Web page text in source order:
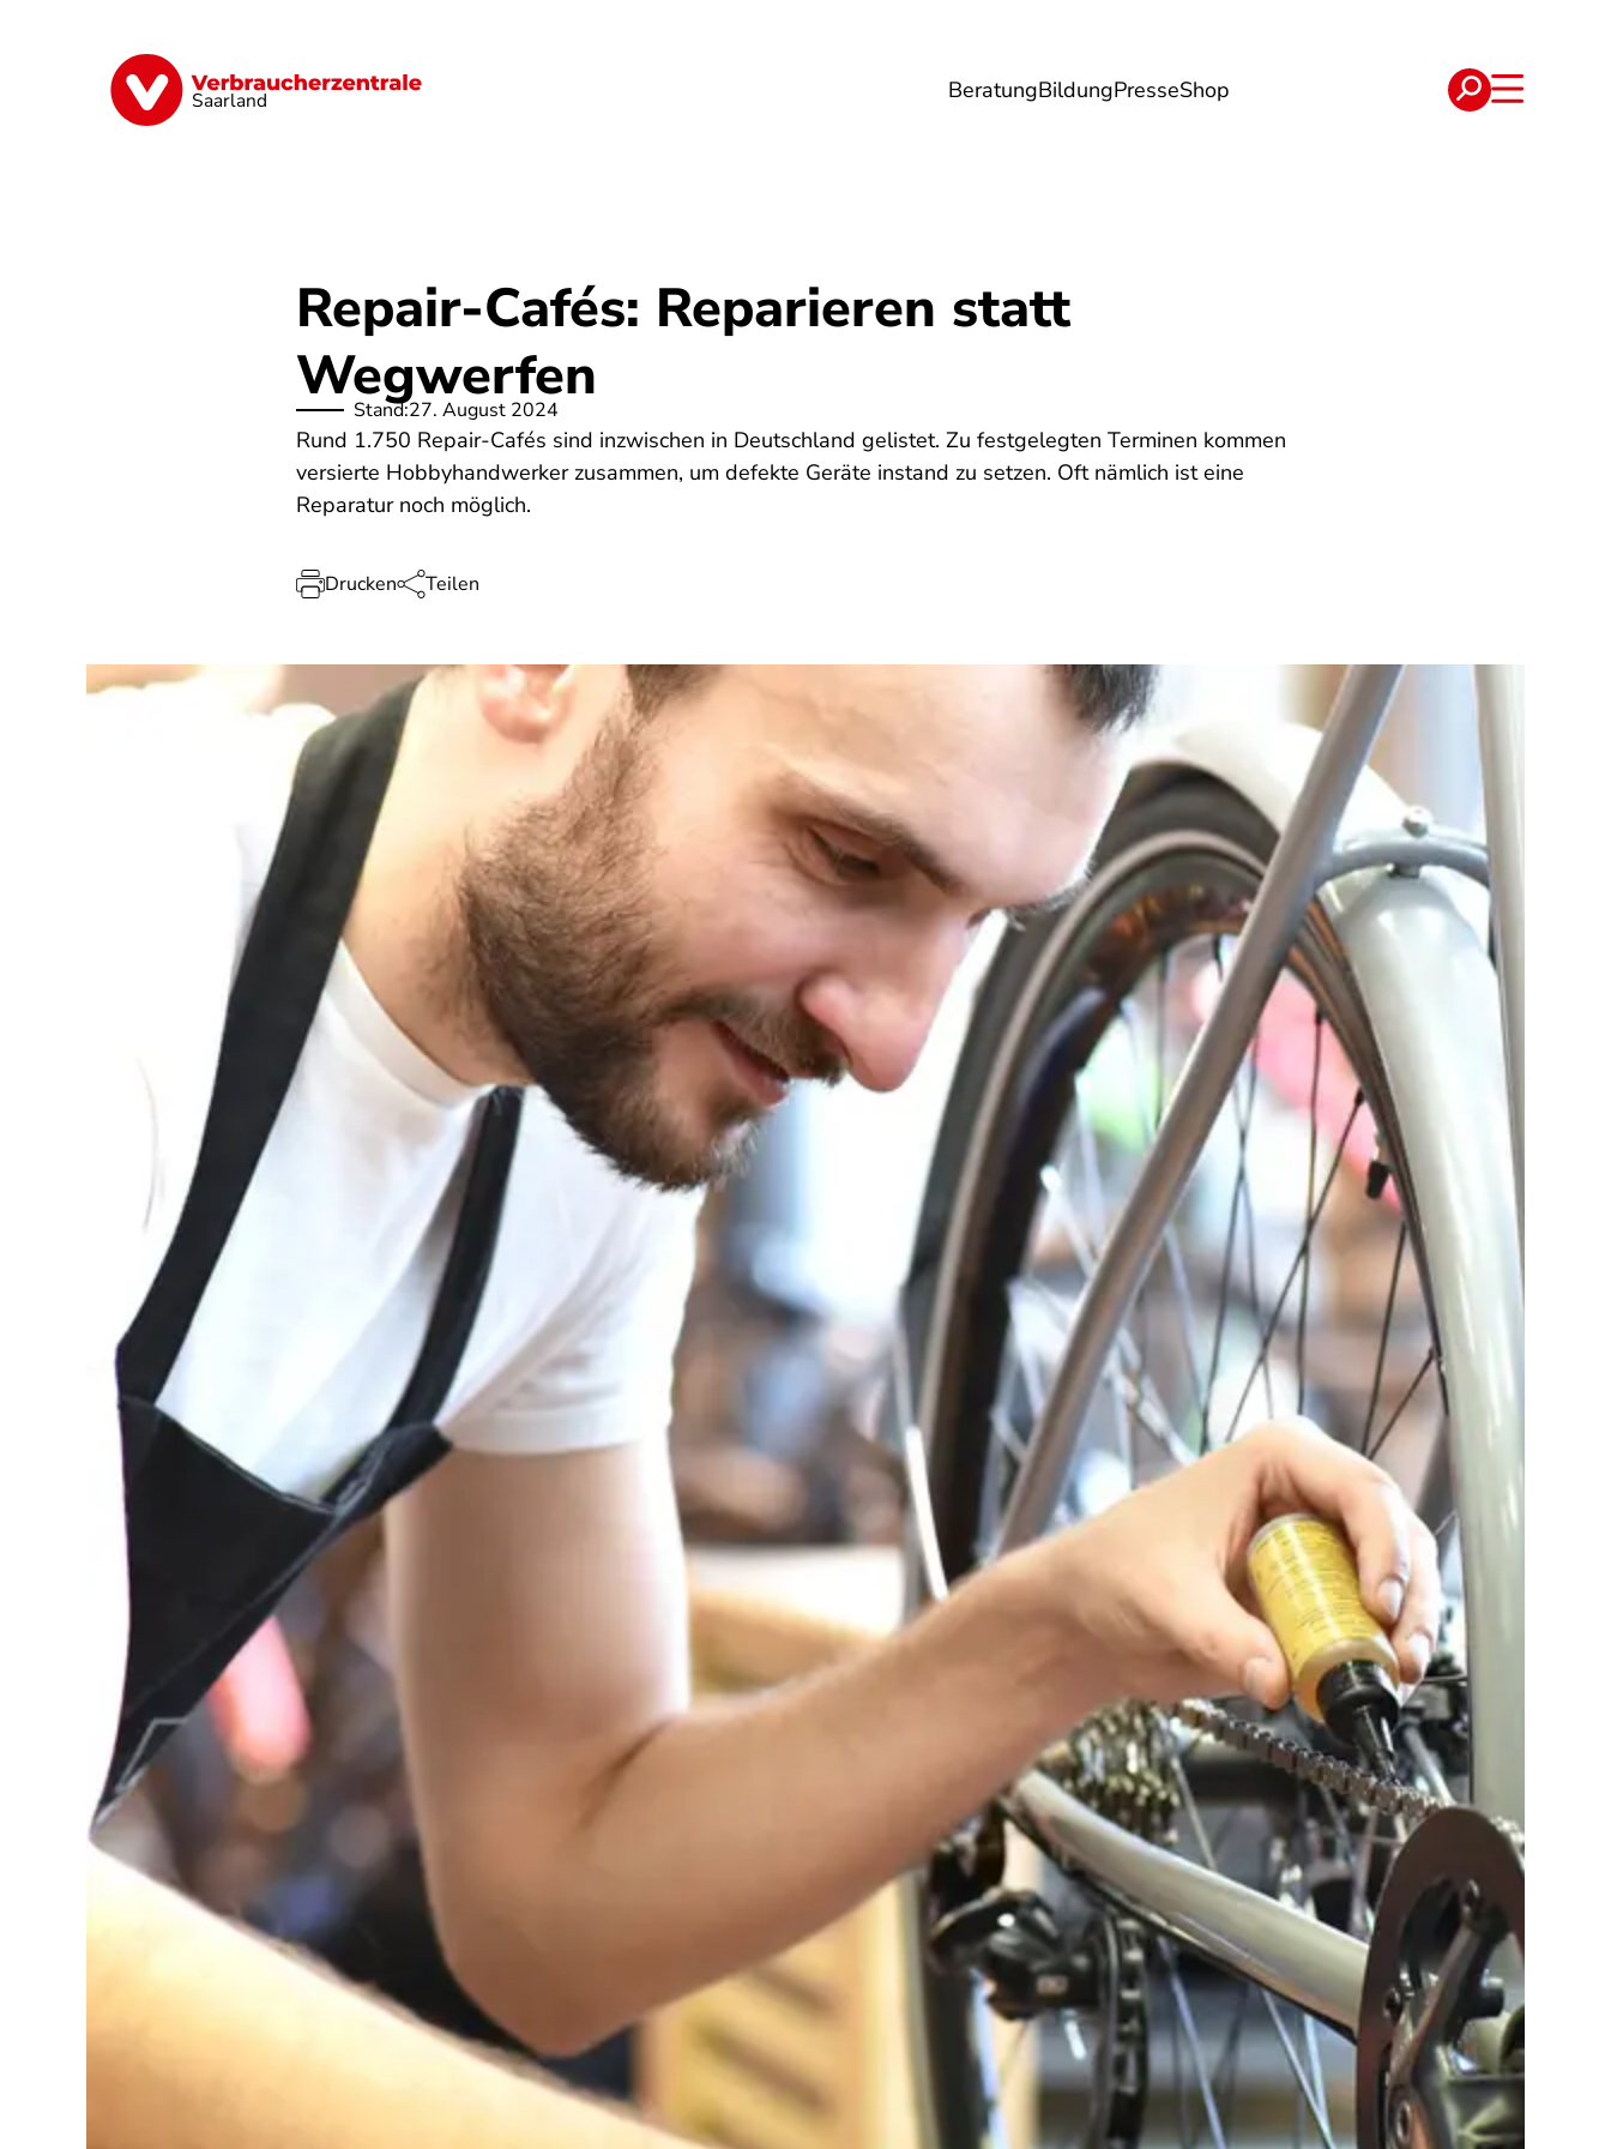
Saarland BeratungBildungPresseShop
Digitales Energie Finanzen Umwelt Verträge
Repair-Cafés: Reparieren statt
Wegwerfen
Stand:27. August 2024
Rund 1.750 Repair-Cafés sind inzwischen in Deutschland gelistet. Zu festgelegten Terminen kommen
versierte Hobbyhandwerker zusammen, um defekte Geräte instand zu setzen. Oft nämlich ist eine
Reparatur noch möglich.
Drucken Teilen